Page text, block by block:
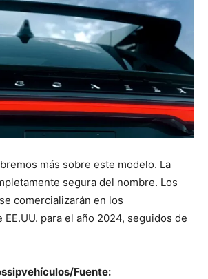
más sobre este modelo. La
segura del nombre. Los
comercializarán en los
para el año 2024, seguidos de
Fuente: